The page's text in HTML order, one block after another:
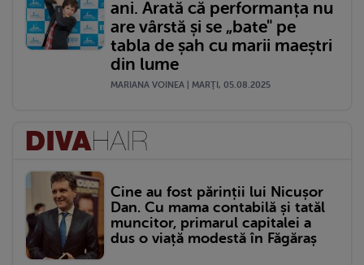
ani. Arată că performanța nu
are vârstă și se „bate" pe
tabla de șah cu marii maeștri
din lume
MARIANA VOINEA | MARŢI, 05.08.2025
Cine au fost părinții lui Nicușor
Dan. Cu mama contabilă și tatăl
muncitor, primarul capitalei a
dus o viață modestă în Făgăraș